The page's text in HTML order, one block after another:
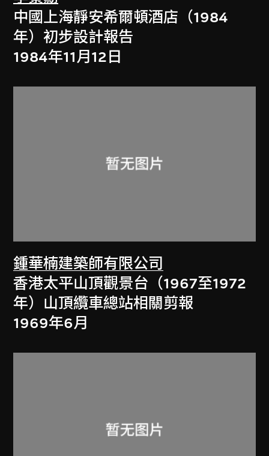
中國上海靜安希爾頓酒店（1984
年）初步設計報告
1984年11月12日
鍾華楠建築師有限公司
香港太平山頂觀景台（1967至1972
年）山頂纜車總站相關剪報
1969年6月